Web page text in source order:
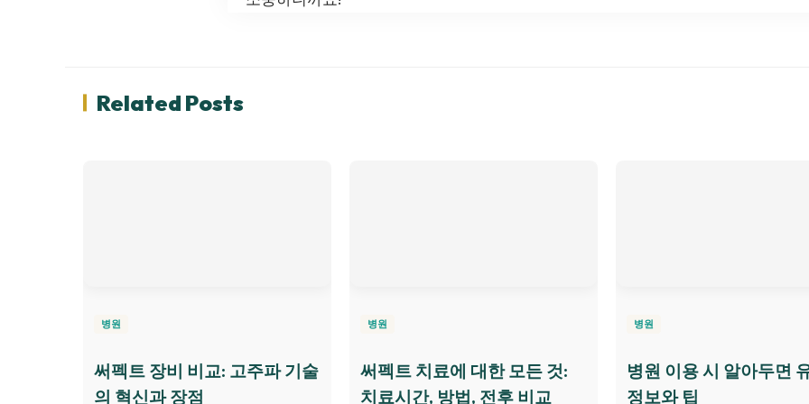
Related Posts
병원
써펙트 장비 비교: 고주파 기술
의 혁신과 장점
병원
써펙트 치료에 대한 모든 것:
치료시간, 방법, 전후 비교
병원
병원 이용 시 알아두면
정보와 팁